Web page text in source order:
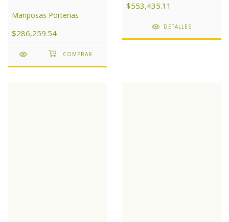
Mariposas Porteñas
$286,259.54
$553,435.11
DETALLES